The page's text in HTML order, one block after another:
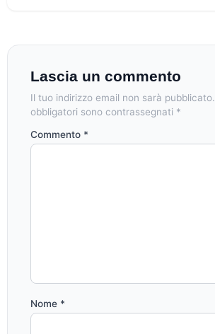
Lascia un commento
Il tuo indirizzo email non sarà pubblicato.
obbligatori sono contrassegnati *
Commento *
Nome *